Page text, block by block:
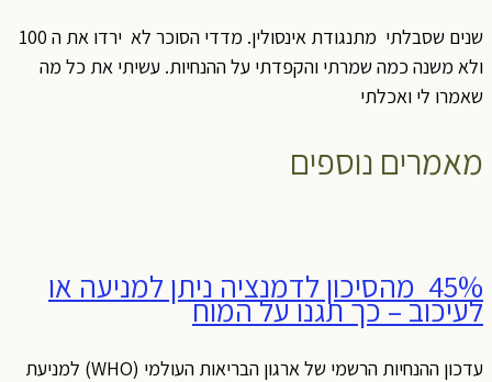
שנים שסבלתי מתנגודת אינסולין. מדדי הסוכר לא ירדו את ה 100
ולא משנה כמה שמרתי והקפדתי על ההנחיות. עשיתי את כל מה
שאמרו לי ואכלתי
מאמרים נוספים
45% מהסיכון לדמנציה ניתן למניעה או
לעיכוב – כך תגנו על המוח
עדכון ההנחיות הרשמי של ארגון הבריאות העולמי (WHO) למניעת